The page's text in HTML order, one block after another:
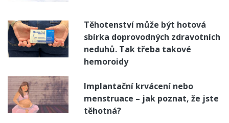
Těhotenství může být hotová
sbírka doprovodných zdravotních
neduhů. Tak třeba takové
hemoroidy
Implantační krvácení nebo
menstruace – jak poznat, že jste
těhotná?